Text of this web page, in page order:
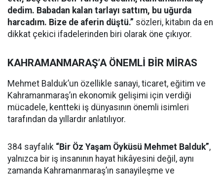
dedim. Babadan kalan tarlayı sattım, bu uğurda
harcadım. Bize de aferin düştü.” sözleri, kitabın da en
dikkat çekici ifadelerinden biri olarak öne çıkıyor.
KAHRAMANMARAŞ’A ÖNEMLİ BİR MİRAS
Mehmet Balduk’un özellikle sanayi, ticaret, eğitim ve
Kahramanmaraş’ın ekonomik gelişimi için verdiği
mücadele, kentteki iş dünyasının önemli isimleri
tarafından da yıllardır anlatılıyor.
384 sayfalık “Bir Öz Yaşam Öyküsü Mehmet Balduk”,
yalnızca bir iş insanının hayat hikâyesini değil, aynı
zamanda Kahramanmaraş’ın sanayileşme ve